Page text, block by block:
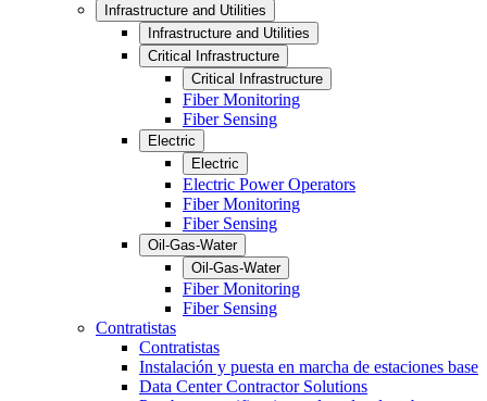
Infrastructure and Utilities
Infrastructure and Utilities
Critical Infrastructure
Critical Infrastructure
Fiber Monitoring
Fiber Sensing
Electric
Electric
Electric Power Operators
Fiber Monitoring
Fiber Sensing
Oil-Gas-Water
Oil-Gas-Water
Fiber Monitoring
Fiber Sensing
Contratistas
Contratistas
Instalación y puesta en marcha de estaciones base
Data Center Contractor Solutions